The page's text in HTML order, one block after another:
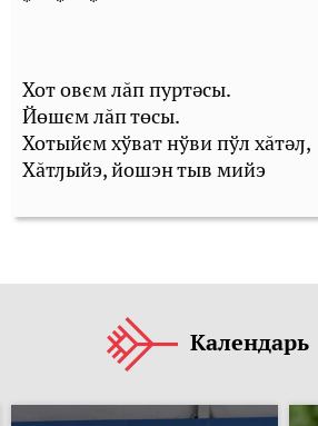
Хот овєм лăп пуртәсы.
Йөшєм лăп төсы.
Хотыйєм хўват нўви пўл хăтәԓ,
Хăтԓыйэ, йошэн тыв мийэ
Календарь